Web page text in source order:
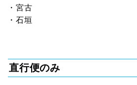
・宮古
・石垣
直行便のみ